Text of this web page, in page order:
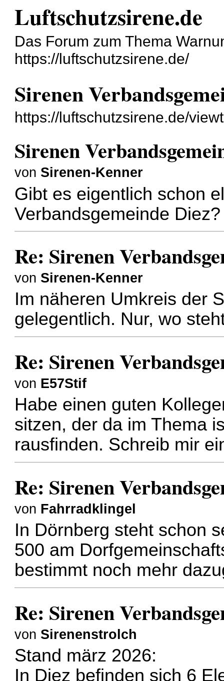
Luftschutzsirene.de
Das Forum zum Thema
https://luftschutzsirene.de/
Sirenen
https://luftschutzsirene.de/
Sirenen
von Sirenen-Kenner
Gibt es eigentlich schon
Verbandsgemeinde Diez?
Re: Sirenen
von Sirenen-Kenner
Im näheren Umkreis der
gelegentlich. Nur, wo
Re: Sirenen
von E57Stif
Habe einen guten
sitzen, der da im Thema
rausfinden. Schreib mir
Re: Sirenen
von Fahrradklingel
In Dörnberg steht schon
500 am
bestimmt noch mehr
Re: Sirenen
von Sirenenstrolch
Stand märz 2026:
In Diez befinden sich 6